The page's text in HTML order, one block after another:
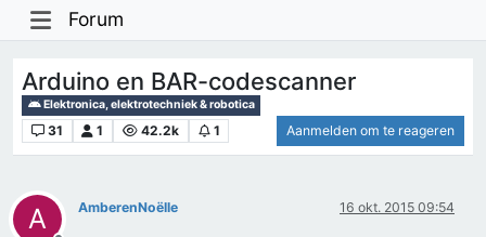
Forum
Arduino en BAR-codescanner
Elektronica, elektrotechniek & robotica
31 1 42.2k 1 Aanmelden om te reageren
A AmberenNoëlle 16 okt. 2015 09:54